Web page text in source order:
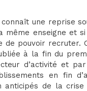
une reprise
enseigne et
pouvoir recruter.
à la fin du
d’activité et par
en fin
de la crise